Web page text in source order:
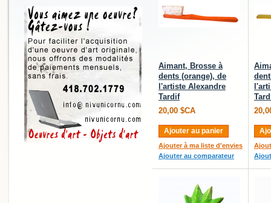
Aimant, Brosse à
dents (orange), de
l'artiste Alexandre
Tardif
20,00 $CA
Ajouter au panier
Ajouter à ma liste d'envies
Ajouter au comparateur